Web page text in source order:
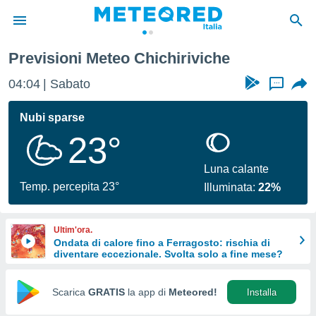
di
per
le
di
Web
Previsioni Meteo Chichiriviche
04:04 Sabato ...
Nubi sparse
23°
Temp. percepita 23°
Luna calante
Illuminata:22%
Ultim'ora.
Ondata di calore fino a Ferragosto: rischia di
diventare eccezionale. Svolta solo a fine mese?
Scarica GRATIS la app di Meteored! Installa